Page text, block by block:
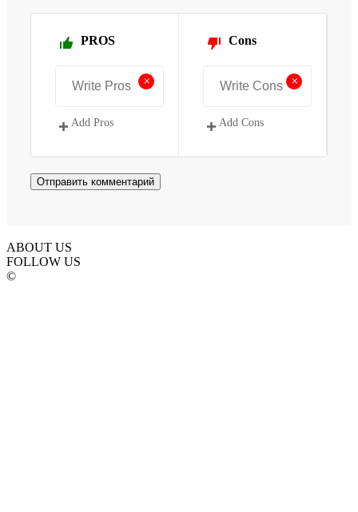
PROS
+
Add Pros
Cons
+
Add Cons
ABOUT US
FOLLOW US
©